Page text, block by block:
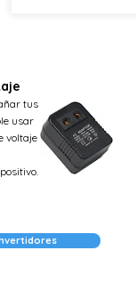
tus
usar
voltaje